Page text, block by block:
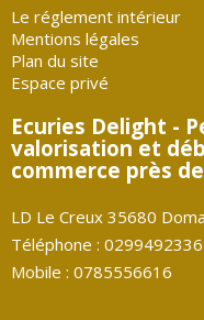
Le réglement intérieur
Mentions légales
Plan du site
Espace privé
Ecuries Delight -
valorisation et
commerce près
LD Le Creux 35680
Téléphone : 0299492336
Mobile : 0785556616